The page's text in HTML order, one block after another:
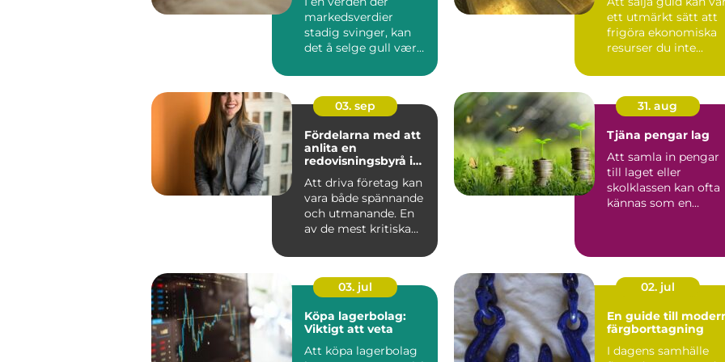
markedsverdier
stadig svinger, kan
det å selge gull være
ett utmärkt sätt att
frigöra ekonomiska
resurser du inte...
03. sep
Fördelarna med att
anlita en
redovisningsbyrå i
Att driva företag kan
vara både spännande
och utmanande. En
av de mest kritiska
31. aug
Tjäna pengar lag
Att samla in pengar
till laget eller
skolklassen kan ofta
kännas som en
03. jul
Köpa lagerbolag:
Viktigt att veta
Att köpa lagerbolag
02. jul
En guide till
färgborttagning
I dagens samhälle